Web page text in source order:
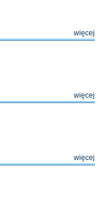
więcej
więcej
więcej